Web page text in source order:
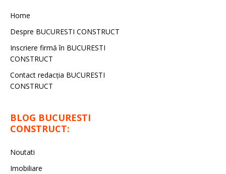
Home
Despre BUCURESTI CONSTRUCT
Inscriere firmă în BUCURESTI
CONSTRUCT
Contact redacţia BUCURESTI
CONSTRUCT
BLOG BUCURESTI
CONSTRUCT:
Noutati
Imobiliare